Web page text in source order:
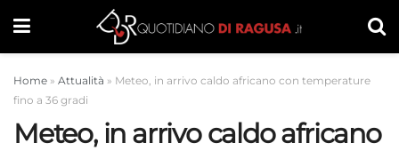
Home » Attualità » Meteo, in arrivo caldo africano con temperature
fino a 36 gradi
Meteo, in arrivo caldo africano